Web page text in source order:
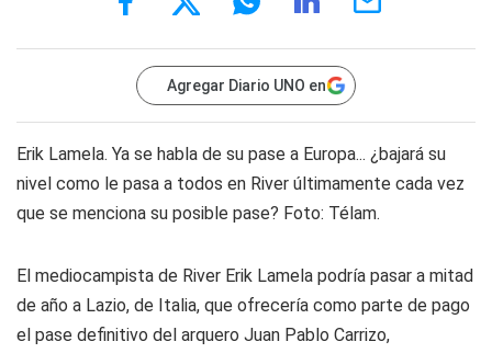
Agregar Diario UNO en
Erik Lamela. Ya se habla de su pase a Europa... ¿bajará su
nivel como le pasa a todos en River últimamente cada vez
que se menciona su posible pase? Foto: Télam.
El mediocampista de River Erik Lamela podría pasar a mitad
de año a Lazio, de Italia, que ofrecería como parte de pago
el pase definitivo del arquero Juan Pablo Carrizo,